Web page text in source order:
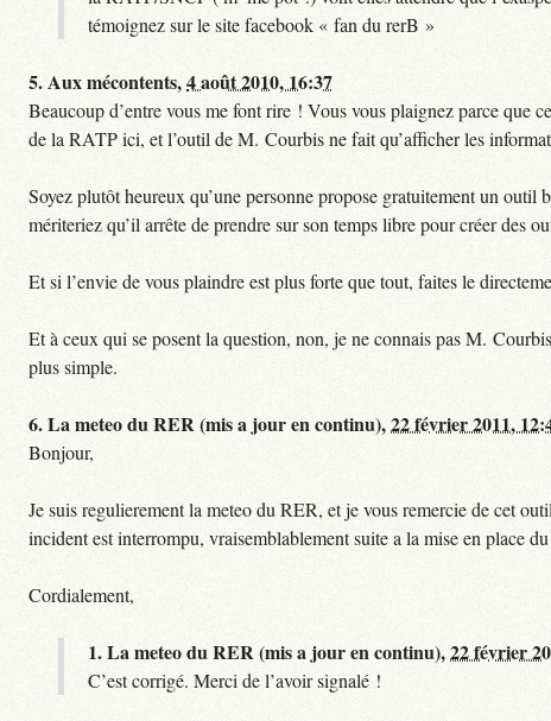
témoignez sur le site facebook « fan du rerB »
5.Aux mécontents,4 août 2010, 16:37
Beaucoup d’entre vous me font rire ! Vous vous plaignez parce que
de la RATP ici, et l’outil de M. Courbis ne fait qu’afficher les
Soyez plutôt heureux qu’une personne propose gratuitement un outil
mériteriez qu’il arrête de prendre sur son temps libre pour créer des
Et si l’envie de vous plaindre est plus forte que tout, faites le
Et à ceux qui se posent la question, non, je ne connais pas M.
plus simple.
6.La meteo du RER (mis a jour en continu),22 février 2011,
Bonjour,
Je suis regulierement la meteo du RER, et je vous remercie de cet
incident est interrompu, vraisemblablement suite a la mise en place
Cordialement,
1.La meteo du RER (mis a jour en continu),22 février
C’est corrigé. Merci de l’avoir signalé !